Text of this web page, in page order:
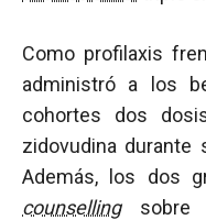
Como profilaxis
administró a los
cohortes dos
zidovudina durante
Además, los dos
counsellingsobre